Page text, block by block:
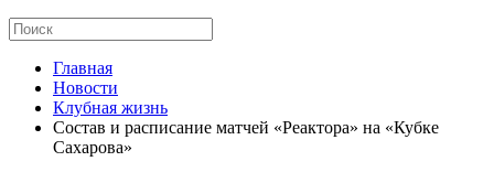
Главная
Новости
Клубная жизнь
Состав и расписание матчей «Реактора» на «Кубке
Сахарова»